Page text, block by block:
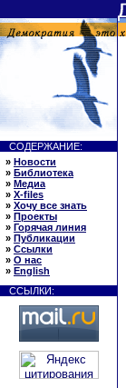
СОДЕРЖАНИЕ:
» Новости
» Библиотека
» Медиа
» X-files
» Хочу все знать
» Проекты
» Горячая линия
» Публикации
» Ссылки
» О нас
» English
ССЫЛКИ: